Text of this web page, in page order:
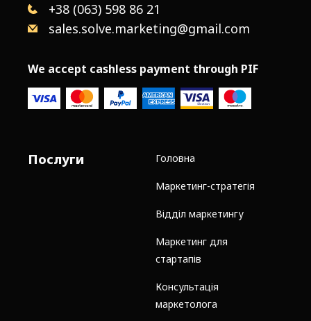
+38 (063) 598 86 21
sales.solve.marketing@gmail.com
We accept cashless payment through PIF
Послуги Головна
Маркетинг-стратегія
Відділ маркетингу
Маркетинг для
стартапів
Консультація
маркетолога